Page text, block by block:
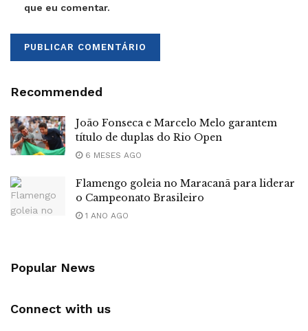
que eu comentar.
Recommended
João Fonseca e Marcelo Melo garantem
título de duplas do Rio Open
6 MESES AGO
Flamengo goleia no Maracanã para liderar
o Campeonato Brasileiro
1 ANO AGO
Popular News
Connect with us